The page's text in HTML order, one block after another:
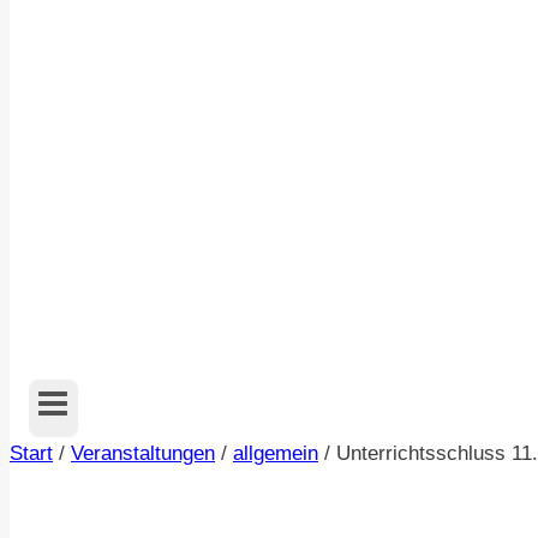
Start / Veranstaltungen / allgemein / Unterrichtsschluss